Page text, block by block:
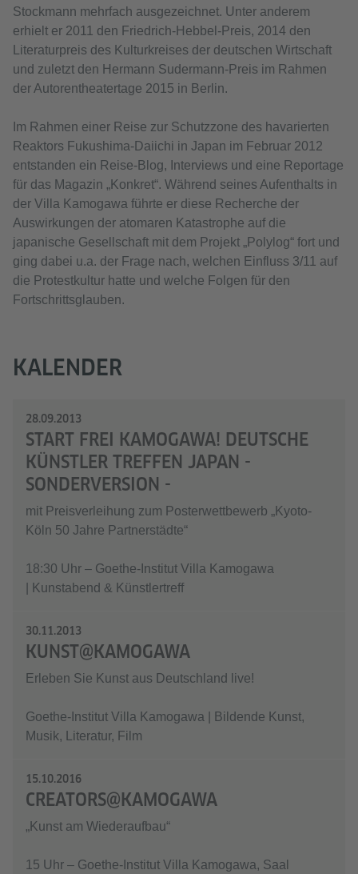
Stockmann mehrfach ausgezeichnet. Unter anderem
erhielt er 2011 den Friedrich-Hebbel-Preis, 2014 den
Literaturpreis des Kulturkreises der deutschen Wirtschaft
und zuletzt den Hermann Sudermann-Preis im Rahmen
der Autorentheatertage 2015 in Berlin.
Im Rahmen einer Reise zur Schutzzone des havarierten
Reaktors Fukushima-Daiichi in Japan im Februar 2012
entstanden ein Reise-Blog, Interviews und eine Reportage
für das Magazin „Konkret“. Während seines Aufenthalts in
der Villa Kamogawa führte er diese Recherche der
Auswirkungen der atomaren Katastrophe auf die
japanische Gesellschaft mit dem Projekt „Polylog“ fort und
ging dabei u.a. der Frage nach, welchen Einfluss 3/11 auf
die Protestkultur hatte und welche Folgen für den
Fortschrittsglauben.
KALENDER
28.09.2013
START FREI KAMOGAWA! DEUTSCHE
KÜNSTLER TREFFEN JAPAN -
SONDERVERSION -
mit Preisverleihung zum Posterwettbewerb „Kyoto-
Köln 50 Jahre Partnerstädte“
18:30 Uhr – Goethe-Institut Villa Kamogawa
| Kunstabend & Künstlertreff
30.11.2013
KUNST@KAMOGAWA
Erleben Sie Kunst aus Deutschland live!
Goethe-Institut Villa Kamogawa | Bildende Kunst,
Musik, Literatur, Film
15.10.2016
CREATORS@KAMOGAWA
„Kunst am Wiederaufbau“
15 Uhr – Goethe-Institut Villa Kamogawa, Saal